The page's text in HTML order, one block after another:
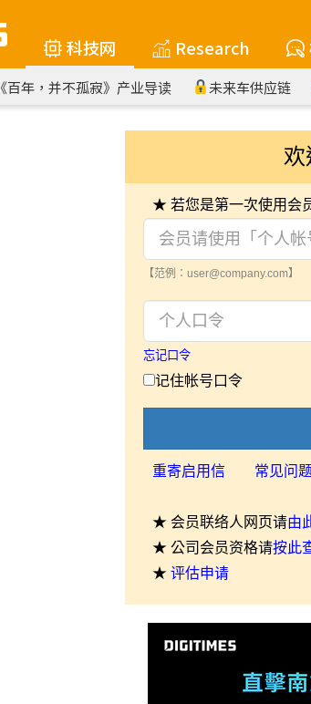
科技网 Research
《百年，并不孤寂》产业导读 未来车供应链
欢
★ 若您是第一次使用会
【范例：user@company.com】
忘记口令
记住帐号口令
重寄启用信 常见问题
★ 会员联络人网页请由
★ 公司会员资格请按此
★ 评估申请